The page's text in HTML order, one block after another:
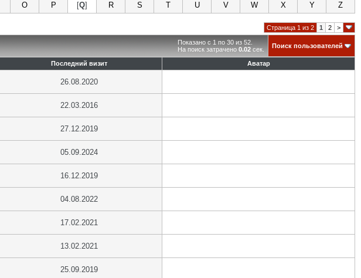
O P [Q] R S T U V W X Y Z
Страница 1 из 2 1 2 >
Показано с 1 по 30 из 52.
На поиск затрачено 0.02 сек. Поиск пользователей
Последний визит Аватар
26.08.2020
22.03.2016
27.12.2019
05.09.2024
16.12.2019
04.08.2022
17.02.2021
13.02.2021
25.09.2019